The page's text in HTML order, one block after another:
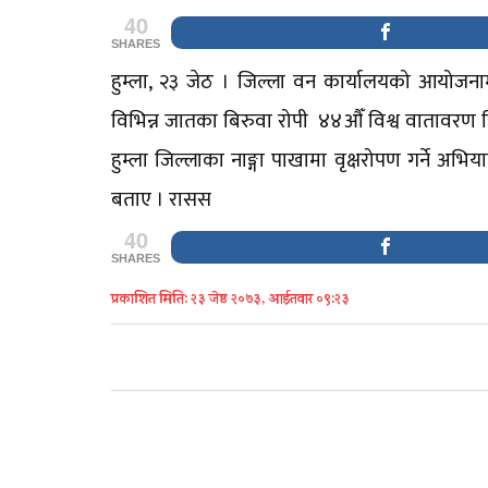
40
SHARES
हुम्ला, २३ जेठ । जिल्ला वन कार्यालयको
विभिन्न जातका बिरुवा रोपी ४४औँ विश्व
हुम्ला जिल्लाका नाङ्गा पाखामा वृक्षरोपण गर्ने
बताए । रासस
40
SHARES
प्रकाशित मिति: २३ जेष्ठ २०७३, आईतवार ०९:२३